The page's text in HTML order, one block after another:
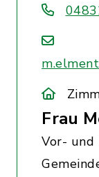
Frau
Vor- und